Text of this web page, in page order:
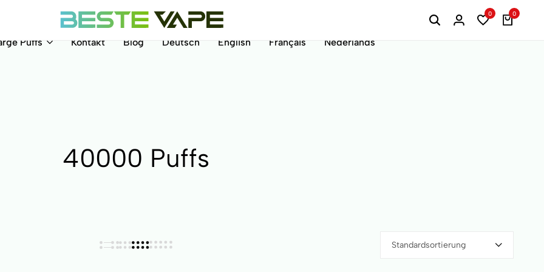
BesteVape
0 0
Puffs Kontakt Blog Deutsch English Français Nederlands
40000 Puffs
Standardsortierung